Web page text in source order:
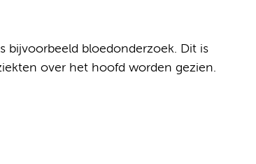
bijvoorbeeld bloedonderzoek. Dit is
over het hoofd worden gezien.